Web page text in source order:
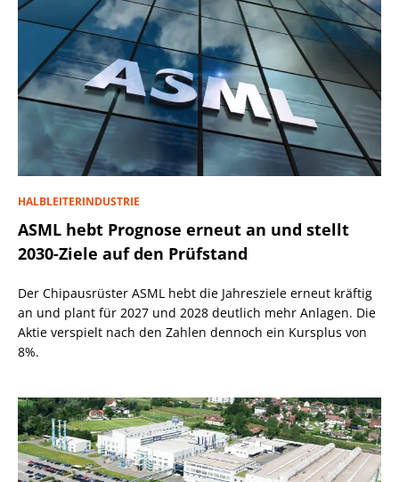
HALBLEITERINDUSTRIE
ASML hebt Prognose erneut an und stellt
2030-Ziele auf den Prüfstand
Der Chipausrüster ASML hebt die Jahresziele erneut kräftig
an und plant für 2027 und 2028 deutlich mehr Anlagen. Die
Aktie verspielt nach den Zahlen dennoch ein Kursplus von
8%.